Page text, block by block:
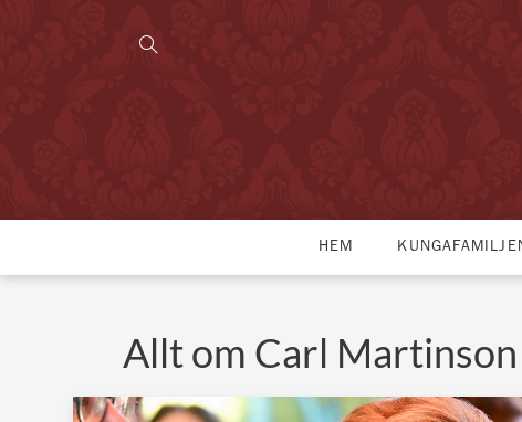
HEM
Allt om Carl Martinson